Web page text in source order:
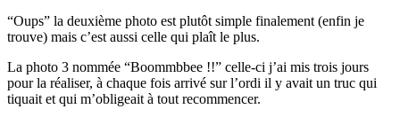
“Oups” la deuxième photo est plutôt simple finalement (enfin je
trouve) mais c’est aussi celle qui plaît le plus.
La photo 3 nommée “Boommbbee !!” celle-ci j’ai mis trois jours
pour la réaliser, à chaque fois arrivé sur l’ordi il y avait un truc qui
tiquait et qui m’obligeait à tout recommencer.